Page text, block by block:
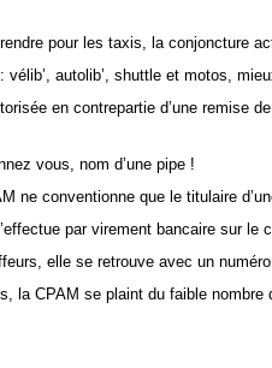
pour les taxis, la conjoncture
vélib’, autolib’, shuttle et motos,
en contrepartie d’une remise
vous, nom d’une pipe !
ne conventionne que le titulaire
par virement bancaire sur le
elle se retrouve avec un
la CPAM se plaint du faible